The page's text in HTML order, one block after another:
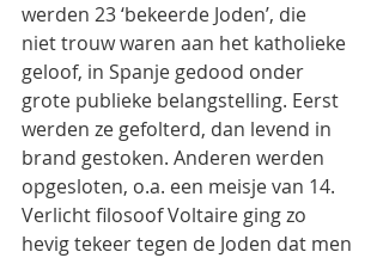
werden 23 ‘bekeerde Joden’, die
niet trouw waren aan het katholieke
geloof, in Spanje gedood onder
grote publieke belangstelling. Eerst
werden ze gefolterd, dan levend in
brand gestoken. Anderen werden
opgesloten, o.a. een meisje van 14.
Verlicht filosoof Voltaire ging zo
hevig tekeer tegen de Joden dat men